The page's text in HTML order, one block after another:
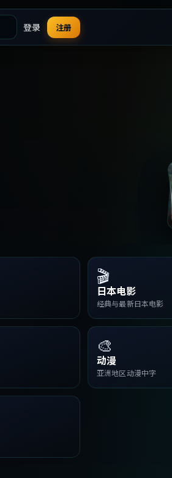
登录 注册
🎬
日本电影
经典与最新日本电影
🎨
动漫
亚洲地区动漫中字